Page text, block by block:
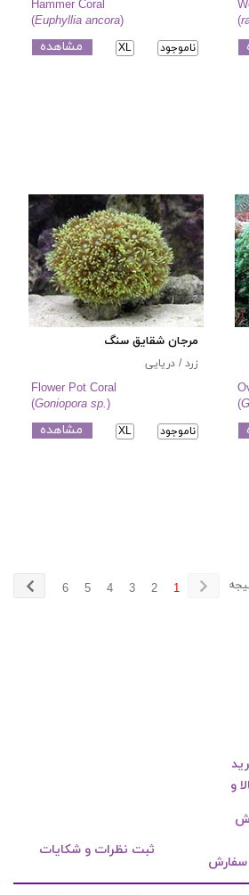
(
Hammer Coral
(Euphyllia ancora)
ناموجود XL مشاهده
(
مرجان شقایق سنگ
زرد / دریایی
Flower Pot Coral
(Goniopora sp.)
ناموجود XL مشاهده
1
2
3
4
5
6
و
سفارش
ثبت نظرات و شکایات